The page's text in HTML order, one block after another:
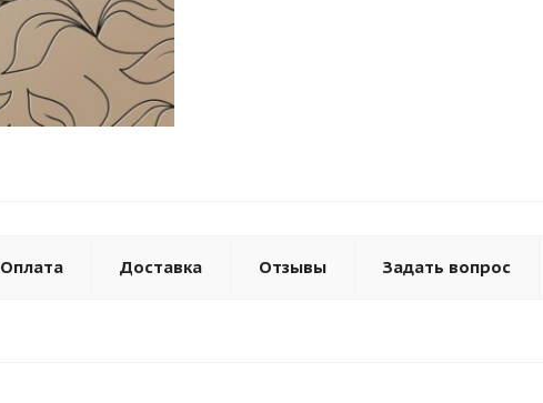
Оплата Доставка Отзывы Задать вопрос